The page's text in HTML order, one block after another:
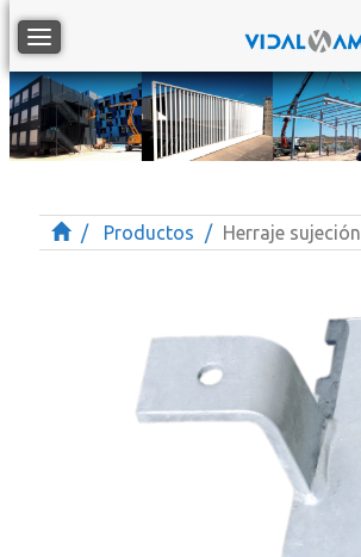
Toggle navigation
Productos Herraje